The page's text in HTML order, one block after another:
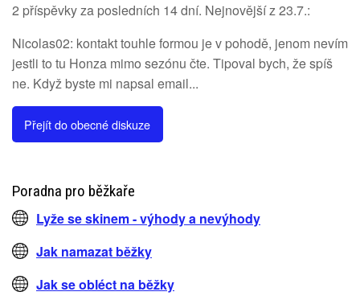
2 příspěvky za posledních 14 dní. Nejnovější z 23.7.:
Nicolas02: kontakt touhle formou je v pohodě, jenom nevím
jestli to tu Honza mimo sezónu čte. Tipoval bych, že spíš
ne. Když byste mi napsal email...
Přejít do obecné diskuze
Poradna pro běžkaře
Lyže se skinem - výhody a nevýhody
Jak namazat běžky
Jak se obléct na běžky